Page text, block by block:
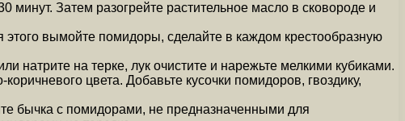
Затем разогрейте растительное масло в сковороде и
вымойте помидоры, сделайте в каждом крестообразную
натрите на терке, лук очистите и нарежьте мелкими кубиками.
цвета. Добавьте кусочки помидоров, гвоздику,
бычка с помидорами, не предназначенными для